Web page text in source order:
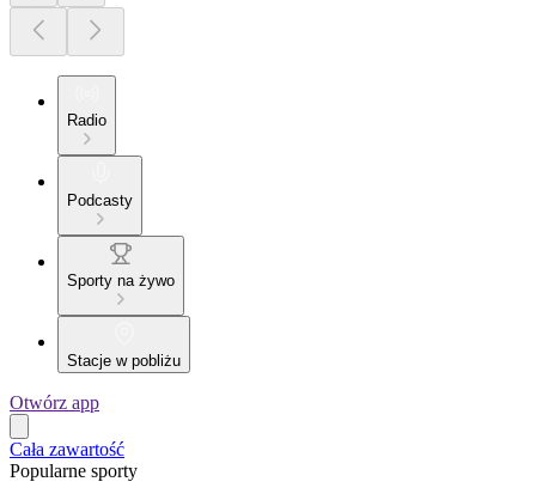
Radio
Podcasty
Sporty na żywo
Stacje w pobliżu
Otwórz app
Cała zawartość
Popularne sporty